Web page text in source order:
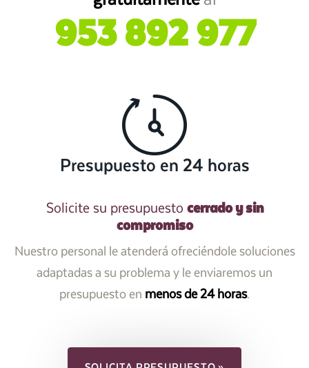
953 892 977
Presupuesto en 24 horas
Solicite su presupuesto cerrado y sin
compromiso
Nuestro personal le atenderá ofreciéndole soluciones
adaptadas a su problema y le enviaremos un
presupuesto en menos de 24 horas.